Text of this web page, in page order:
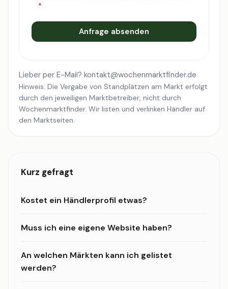
*
Anfrage absenden
Lieber per E-Mail? kontakt@wochenmarktfinder.de
Hinweis: Die Vergabe von Standplätzen am Markt erfolgt
durch den jeweiligen Marktbetreiber, nicht durch
Wochenmarktfinder. Wir listen und verlinken Händler auf
den Marktseiten.
Kurz gefragt
Kostet ein Händlerprofil etwas?
Muss ich eine eigene Website haben?
An welchen Märkten kann ich gelistet
werden?